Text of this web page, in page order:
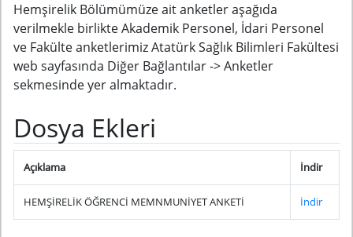
Hemşirelik Bölümümüze ait anketler aşağıda
verilmekle birlikte Akademik Personel, İdari Personel
ve Fakülte anketlerimiz Atatürk Sağlık Bilimleri Fakültesi
web sayfasında Diğer Bağlantılar -> Anketler
sekmesinde yer almaktadır.
Dosya Ekleri
Açıklama İndir
HEMŞİRELİK ÖĞRENCİ MEMNMUNİYET ANKETİ İndir